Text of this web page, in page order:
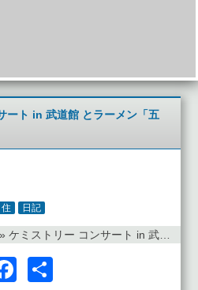
ート in 武道館 とラーメン「五
日記
» ケミストリー コンサート in 武道館 とラーメン「五行」西麻布
Facebook